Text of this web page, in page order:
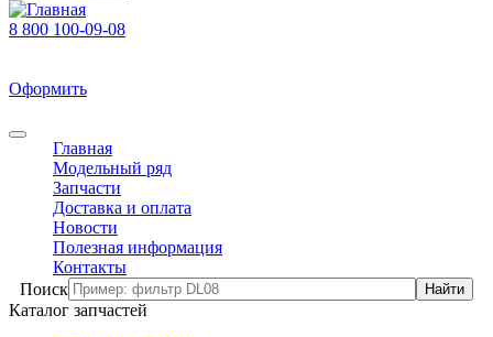
8 800 100-09-08
Оформить
Главная
Модельный ряд
Запчасти
Доставка и оплата
Новости
Полезная информация
Контакты
Поиск
Каталог запчастей